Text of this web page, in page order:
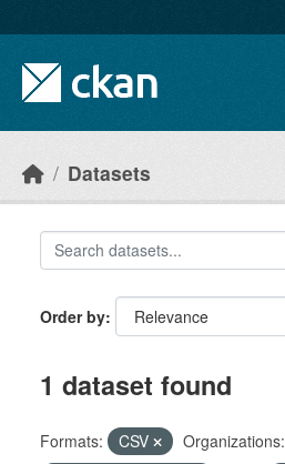
Datasets
Order by
1 dataset found
Formats: CSV
Organizations: